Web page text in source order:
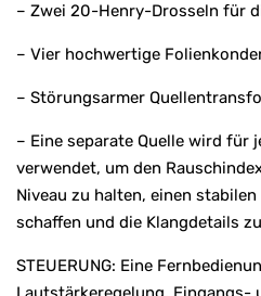
– Zwei 20-Henry-Drosseln für
– Vier hochwertige
– Störungsarmer
– Eine separate Quelle wird für
verwendet, um den
Niveau zu halten, einen
schaffen und die Klangdetails
STEUERUNG: Eine